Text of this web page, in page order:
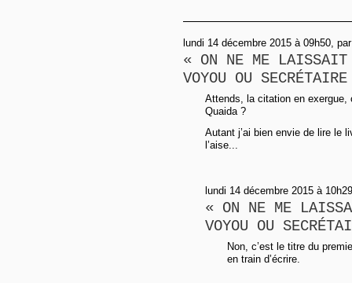
lundi 14 décembre 2015 à 09h50,
« ON NE ME LAISSAIT
VOYOU OU
Attends, la citation en exergue,
Quaida ?
Autant j’ai bien envie de lire le
l’aise...
lundi 14 décembre 2015 à
« ON NE ME
VOYOU OU
Non, c’est le titre du
en train d’écrire.